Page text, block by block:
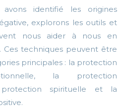
identifié les origines
explorons les outils et
nous aider à nous en
techniques peuvent être
principales : la protection
la protection
protection spirituelle et la